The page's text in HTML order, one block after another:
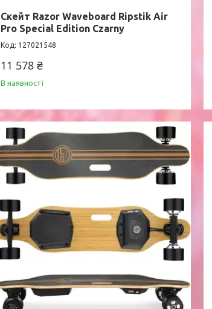
Скейт Razor Waveboard Ripstik Air
Pro Special Edition Czarny
127021548
11 578 ₴
В наявності